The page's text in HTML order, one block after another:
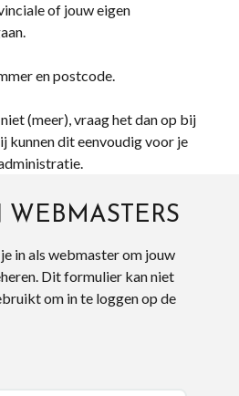
of jouw eigen
en postcode.
(meer), vraag het dan op bij
kunnen dit eenvoudig voor je
in als webmaster om jouw
Dit formulier kan niet
om in te loggen op de